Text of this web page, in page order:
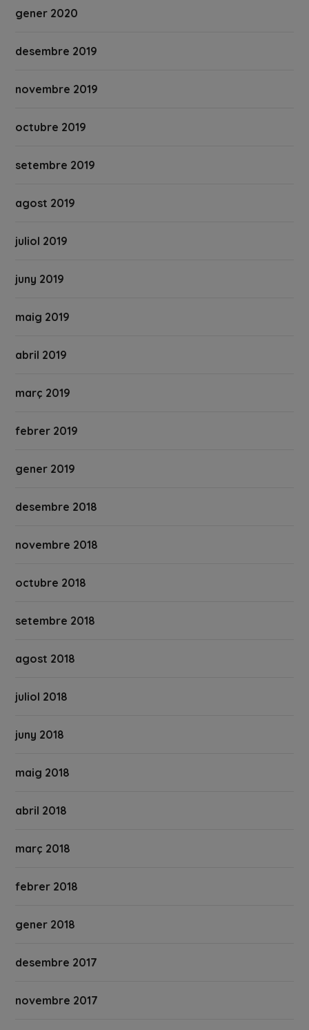
gener 2020
desembre 2019
novembre 2019
octubre 2019
setembre 2019
agost 2019
juliol 2019
juny 2019
maig 2019
abril 2019
març 2019
febrer 2019
gener 2019
desembre 2018
novembre 2018
octubre 2018
setembre 2018
agost 2018
juliol 2018
juny 2018
maig 2018
abril 2018
març 2018
febrer 2018
gener 2018
desembre 2017
novembre 2017